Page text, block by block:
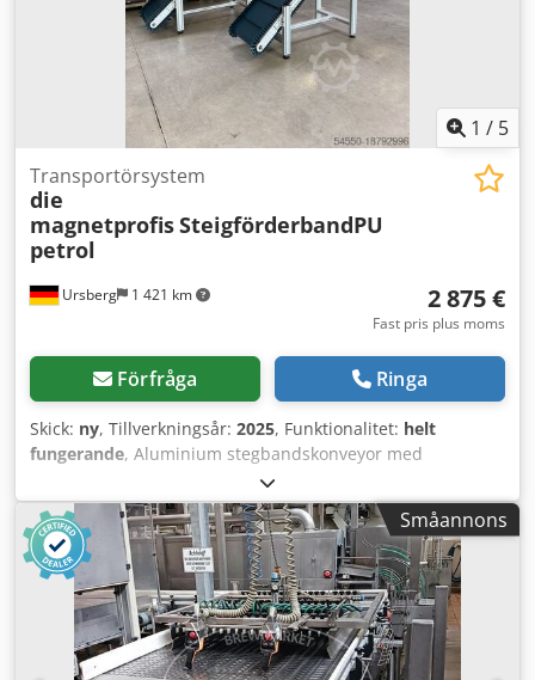
1 / 5
Ursberg 1 421 km
Transportörsystem
die
magnetprofisSteigförderbandPU
petrol
2 875 €
Fast pris plus moms
Förfråga Ringa
Skick: ny, Tillverkningsår: 2025, Funktionalitet: helt
fungerande, Aluminium stegbandskonveyor med
underställ inkl. justerbara fötter och maskinfötter för
utjämning av ojämnheter i golvet. - Inmatningshöjd: 250
mm - Stigande sektion: 2 500 mm - Avkastningshöjd: 1 800
mm Utförande: Aluminiumbas i konstruktionsutförande -
Förstärkt 2-greppsprofil 90x45 mm - Heläckande
avtäckningsplåt Dcjdsv Suvfspfx Ai Tok Drivvals +
omslagsvals i S235-stål, svetsad och bearbetad Ø100x520
mm, lätt välvd, axel fixerad med spännlager. Drivning:
Småannons